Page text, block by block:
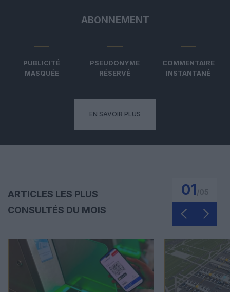
ABONNEMENT
PUBLICITÉ
MASQUÉE
PSEUDONYME
RÉSERVÉ
COMMENTAIRE
INSTANTANÉ
EN SAVOIR PLUS
ARTICLES LES PLUS
CONSULTÉS DU MOIS
01